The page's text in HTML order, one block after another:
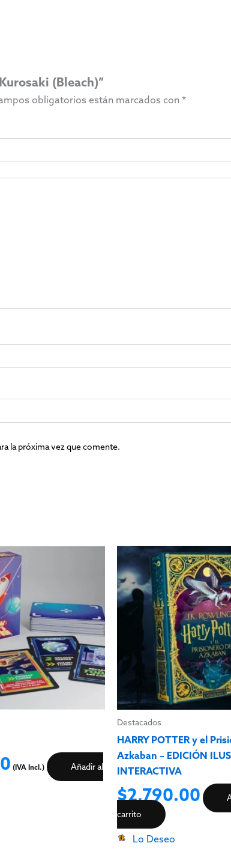
(Bleach)”
obligatorios están marcados con *
la próxima vez que comente.
(IVA Incl.)
Añadir al
Destacados
HARRY POTTER y el
Azkaban – EDICIÓN
INTERACTIVA
$2,790.00
carrito
Lo Deseo